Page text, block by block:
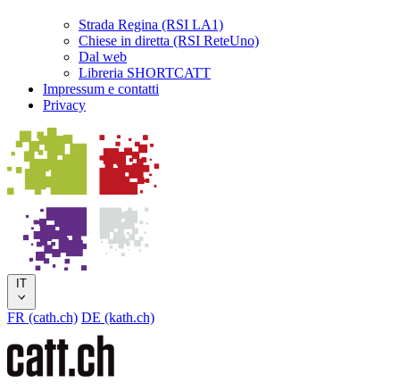
Strada Regina (RSI LA1)
Chiese in diretta (RSI ReteUno)
Dal web
Libreria SHORTCATT
Impressum e contatti
Privacy
IT
FR (cath.ch) DE (kath.ch)